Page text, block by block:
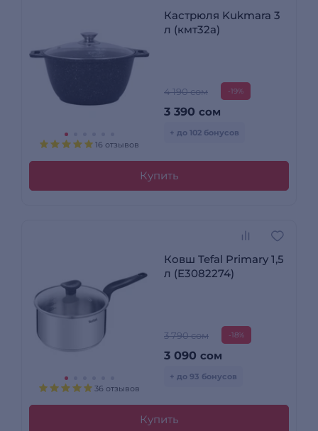
16 отзывов
Кастрюля Kukmara 3
л (кмт32а)
4 190 сом -19%
3 390 сом
+ до 102 бонусов
Купить
36 отзывов
Ковш Tefal Primary 1,5
л (E3082274)
3 790 сом -18%
3 090 сом
+ до 93 бонусов
Купить